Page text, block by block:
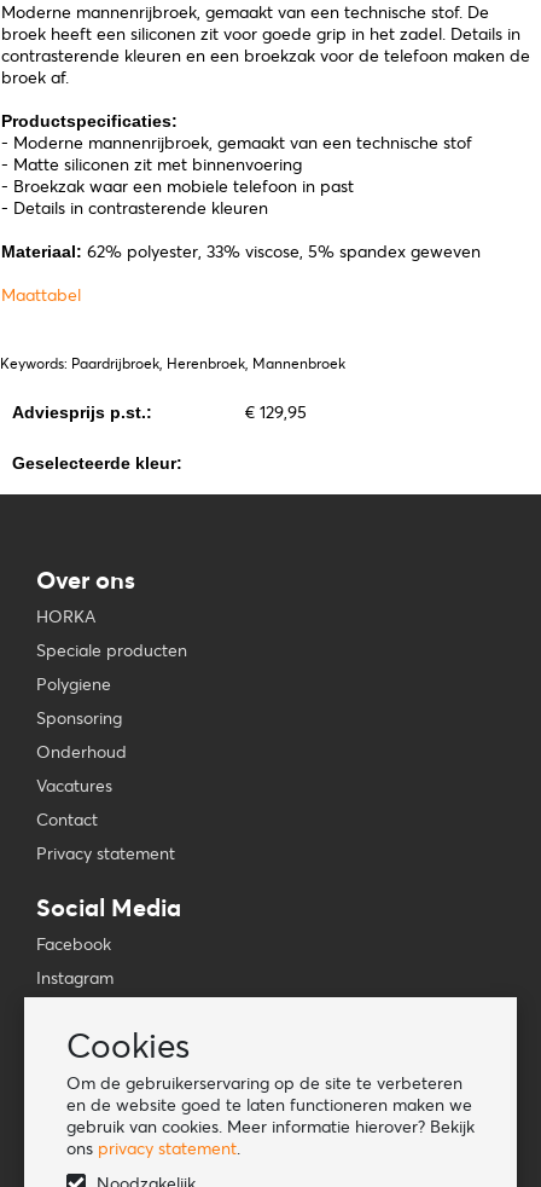
Cookies
Om de gebruikerservaring op de site te verbeteren
en de website goed te laten functioneren maken we
gebruik van cookies. Meer informatie hierover? Bekijk
ons privacy statement.
Moderne mannenrijbroek, gemaakt van een technische stof. De
broek heeft een siliconen zit voor goede grip in het zadel. Details in
contrasterende kleuren en een broekzak voor de telefoon maken de
broek af.
Productspecificaties:
- Moderne mannenrijbroek, gemaakt van een technische stof
- Matte siliconen zit met binnenvoering
- Broekzak waar een mobiele telefoon in past
- Details in contrasterende kleuren
Materiaal: 62% polyester, 33% viscose, 5% spandex geweven
Maattabel
Keywords: Paardrijbroek, Herenbroek, Mannenbroek
Adviesprijs p.st.: € 129,95
Geselecteerde kleur:
Over ons
HORKA
Speciale producten
Polygiene
Sponsoring
Onderhoud
Vacatures
Contact
Privacy statement
Social Media
Facebook
Instagram
TikTok
Tools
Lookbook
Nieuwe klant